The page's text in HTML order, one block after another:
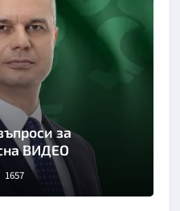
за
ВИДЕО
1657